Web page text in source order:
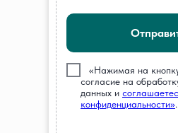
«Нажимая на
согласие на
данных и
конфиденциальности».